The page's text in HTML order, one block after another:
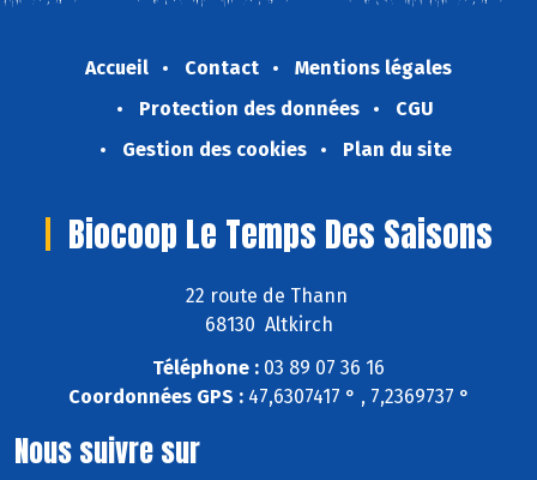
Accueil Contact
Mentions légales
Protection des données
CGU
Gestion des cookies
Plan du site
Biocoop Le Temps Des Saisons
22 route de Thann
68130 Altkirch
Téléphone : 03 89 07 36 16
Coordonnées GPS :47,6307417 ° , 7,2369737 °
Nous suivre sur